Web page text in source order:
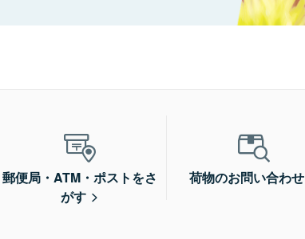
郵便局・ATM・ポストをさ
がす
荷物のお問い合わせ